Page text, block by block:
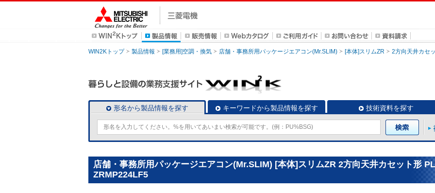
WIN2Kトップ 製品情報 [業務用]空調・換気 店舗・事務所用パッケージエアコン(Mr.SLIM) [本体]スリムZR 2方向天井カセ
形名から製品情報を探す キーワードから製品情報を探す 技術資料を探す
店舗・事務所用パッケージエアコン(Mr.SLIM) [本体]スリムZR 2方向天井カセット形
ZRMP224LF5